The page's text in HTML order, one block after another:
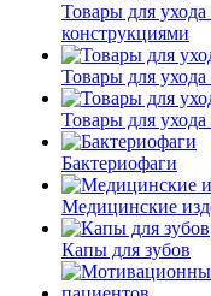
Товары для
конструкциями
Товары для
Товары для ухода
Бактериофаги
Медицинские
Капы для зубов